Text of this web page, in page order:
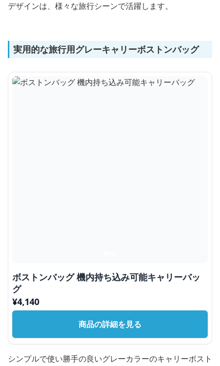
デザインは、様々な旅行シーンで活躍します。
実用的な旅行用グレーキャリーボストンバッグ
ボストンバッグ 機内持ち込み可能キャリーバッ
グ
¥4,140
商品の詳細を見る
シンプルで使い勝手の良いグレーカラーのキャリーボスト